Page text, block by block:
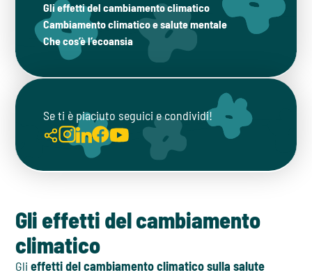
Gli effetti del cambiamento climatico
Cambiamento climatico e salute mentale
Che cos’è l’ecoansia
Se ti è piaciuto seguici e condividi!
Gli effetti del cambiamento
climatico
Glieffetti del cambiamento climatico sulla salute